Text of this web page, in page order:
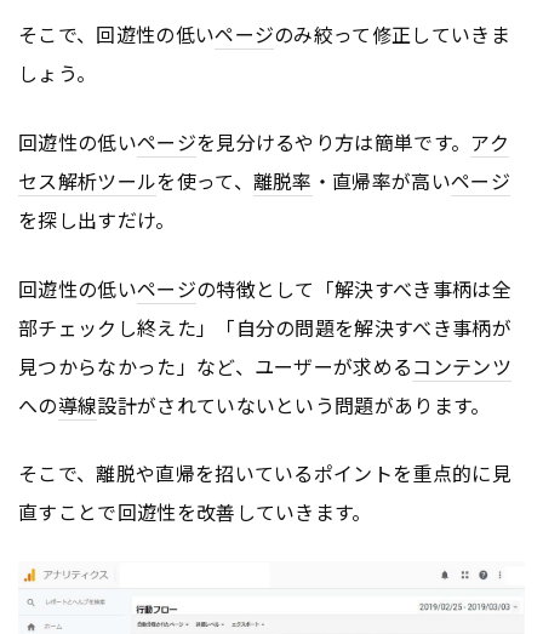
そこで、回遊性の低いページのみ絞って修正していきま
しょう。
回遊性の低いページを見分けるやり方は簡単です。 アク
セス解析ツールを使って、 離脱率 ・直帰率が高いページ
を探し出すだけ。
回遊性の低いページの特徴として「解決すべき事柄は全
部チェックし終えた」「自分の問題を解決すべき事柄が
見つからなかった」など、ユーザーが求めるコンテンツ
への導線設計がされていないという問題があります。
そこで、離脱や直帰を招いているポイントを重点的に見
直すことで回遊性を改善していきます。